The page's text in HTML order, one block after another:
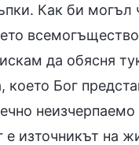
Как би могъл
да обясня
което Бог
неизчерпаемо
е източникът на